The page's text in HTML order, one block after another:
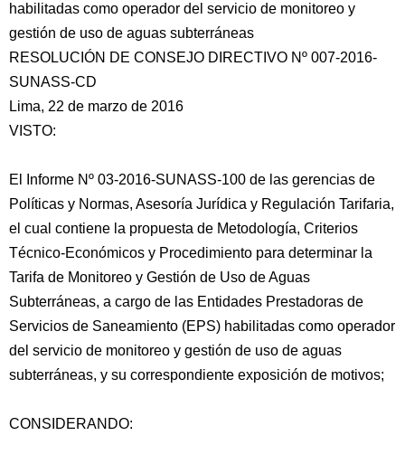
habilitadas como operador del servicio de monitoreo y
gestión de uso de aguas subterráneas
RESOLUCIÓN DE CONSEJO DIRECTIVO Nº 007-2016-
SUNASS-CD
Lima, 22 de marzo de 2016
VISTO:
El Informe Nº 03-2016-SUNASS-100 de las gerencias de
Políticas y Normas, Asesoría Jurídica y Regulación Tarifaria,
el cual contiene la propuesta de Metodología, Criterios
Técnico-Económicos y Procedimiento para determinar la
Tarifa de Monitoreo y Gestión de Uso de Aguas
Subterráneas, a cargo de las Entidades Prestadoras de
Servicios de Saneamiento (EPS) habilitadas como operador
del servicio de monitoreo y gestión de uso de aguas
subterráneas, y su correspondiente exposición de motivos;
CONSIDERANDO: